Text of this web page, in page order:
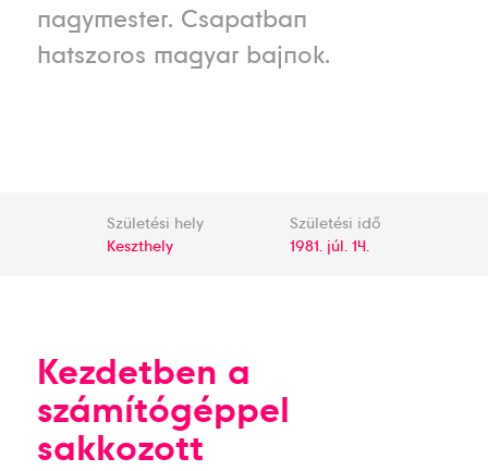
nagymester. Csapatban
hatszoros magyar bajnok.
Születési hely
Keszthely
Születési idő
1981. júl. 14.
Kezdetben a
számítógéppel
sakkozott